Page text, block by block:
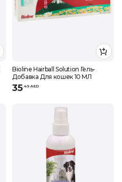
Bioline Hairball Solution Гель-
Добавка Для кошек 10 МЛ
35.49 AED